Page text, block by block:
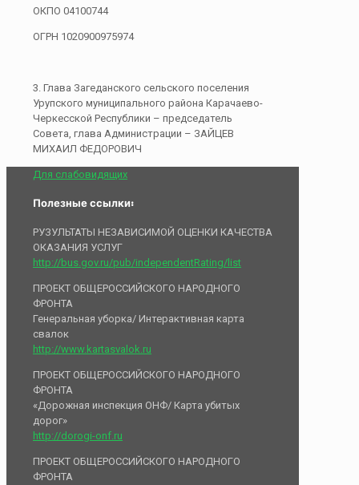
ОКПО 04100744
ОГРН 1020900975974
3. Глава Загеданского сельского поселения
Урупского муниципального района Карачаево-
Черкесской Республики – председатель
Совета, глава Администрации – ЗАЙЦЕВ
МИХАИЛ ФЕДОРОВИЧ
Для слабовидящих
Полезные ссылки:
РУЗУЛЬТАТЫ НЕЗАВИСИМОЙ ОЦЕНКИ КАЧЕСТВА
ОКАЗАНИЯ УСЛУГ
http://bus.gov.ru/pub/independentRating/list
ПРОЕКТ ОБЩЕРОССИЙСКОГО НАРОДНОГО
ФРОНТА
Генеральная уборка/ Интерактивная карта
свалок
http://www.kartasvalok.ru
ПРОЕКТ ОБЩЕРОССИЙСКОГО НАРОДНОГО
ФРОНТА
«Дорожная инспекция ОНФ/ Карта убитых
дорог»
http://dorogi-onf.ru
ПРОЕКТ ОБЩЕРОССИЙСКОГО НАРОДНОГО
ФРОНТА